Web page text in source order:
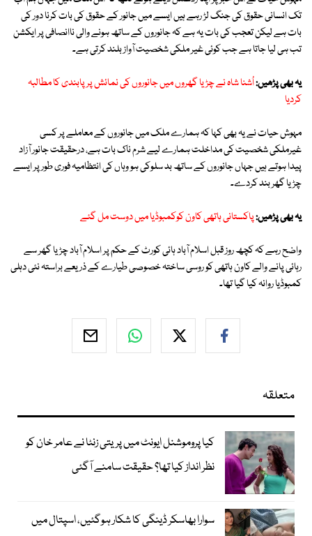
تک انسانی حقوق کی جنگ لڑ رہے ہیں ایسے میں جانور کے حقوق کی بات کرنا دور کی
بات ہے لیکن تعجب کی بات یہ ہے کہ جانوروں کے ساتھ ہونے والی ناانصافی پر ایکشن
تب ہی لیا جاتا ہے جب کوئی غیر ملکی شخصیت آواز بلند کرتی ہے۔
یہ بھی پڑھیں:اُشنا شاہ نے چڑیا گھروں میں جانوروں کی نمائش پر پابندی کا مطالبہ
کردیا
مہوش حیات نے یہ بھی کہا کہ ہمارے ملک میں جانوروں کے معاملے پر کسی
غیرملکی شخصیت کی مداخلت ہمارے لیے شرم ناک بات ہے، درحقیقت جانور آزاد
پیدا ہوتے ہیں جہاں جانوروں کے ساتھ بد سلوکی ہو وہاں کی انتظامیہ فوری طور پر ایسے
چڑیا گھر بند کردے۔
یہ بھی پڑھیں:پاکستانی ہاتھی کاون کوکمبوڈیا میں دوست مل گئے
واضح رہے کہ کچھ روز قبل اسلام آباد ہائی کورٹ کے حکم پر اسلام آباد چڑیا گھر سے
رہائی پانے والے کاون ہاتھی کو روسی ساختہ خصوصی طیارے کے ذریعے براستہ نئی دہلی
کمبوڈیا روانہ کیا گیا تھا۔
متعلقہ
کیا پروموشنل ایونٹ میں پریتی زنٹا نے عامر خان کو
نظر انداز کیا تھا؟ حقیقت سامنے آگئی
سوارا بھاسکر ڈینگی کا شکار ہوگئیں، اسپتال میں